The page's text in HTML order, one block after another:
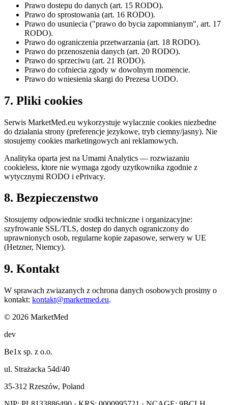
Prawo dostepu do danych (art. 15 RODO).
Prawo do sprostowania (art. 16 RODO).
Prawo do usuniecia ("prawo do bycia zapomnianym", art. 17
RODO).
Prawo do ograniczenia przetwarzania (art. 18 RODO).
Prawo do przenoszenia danych (art. 20 RODO).
Prawo do sprzeciwu (art. 21 RODO).
Prawo do cofniecia zgody w dowolnym momencie.
Prawo do wniesienia skargi do Prezesa UODO.
7. Pliki cookies
Serwis MarketMed.eu wykorzystuje wylacznie cookies niezbedne
do dzialania strony (preferencje jezykowe, tryb ciemny/jasny). Nie
stosujemy cookies marketingowych ani reklamowych.
Analityka oparta jest na Umami Analytics — rozwiazaniu
cookieless, ktore nie wymaga zgody uzytkownika zgodnie z
wytycznymi RODO i ePrivacy.
8. Bezpieczenstwo
Stosujemy odpowiednie srodki techniczne i organizacyjne:
szyfrowanie SSL/TLS, dostep do danych ograniczony do
uprawnionych osob, regularne kopie zapasowe, serwery w UE
(Hetzner, Niemcy).
9. Kontakt
W sprawach zwiazanych z ochrona danych osobowych prosimy o
kontakt: kontakt@marketmed.eu.
© 2026 MarketMed
dev
Be1x sp. z o.o.
ul. Strażacka 54d/40
35-312 Rzeszów, Poland